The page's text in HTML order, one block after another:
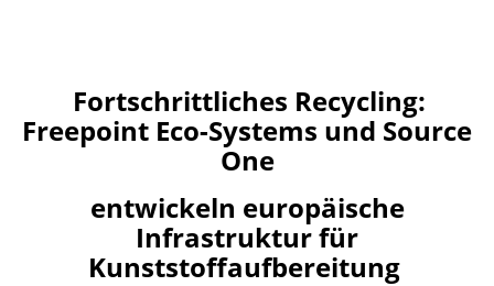
Fortschrittliches Recycling:
Freepoint Eco-Systems und Source
One
entwickeln europäische
Infrastruktur für
Kunststoffaufbereitung